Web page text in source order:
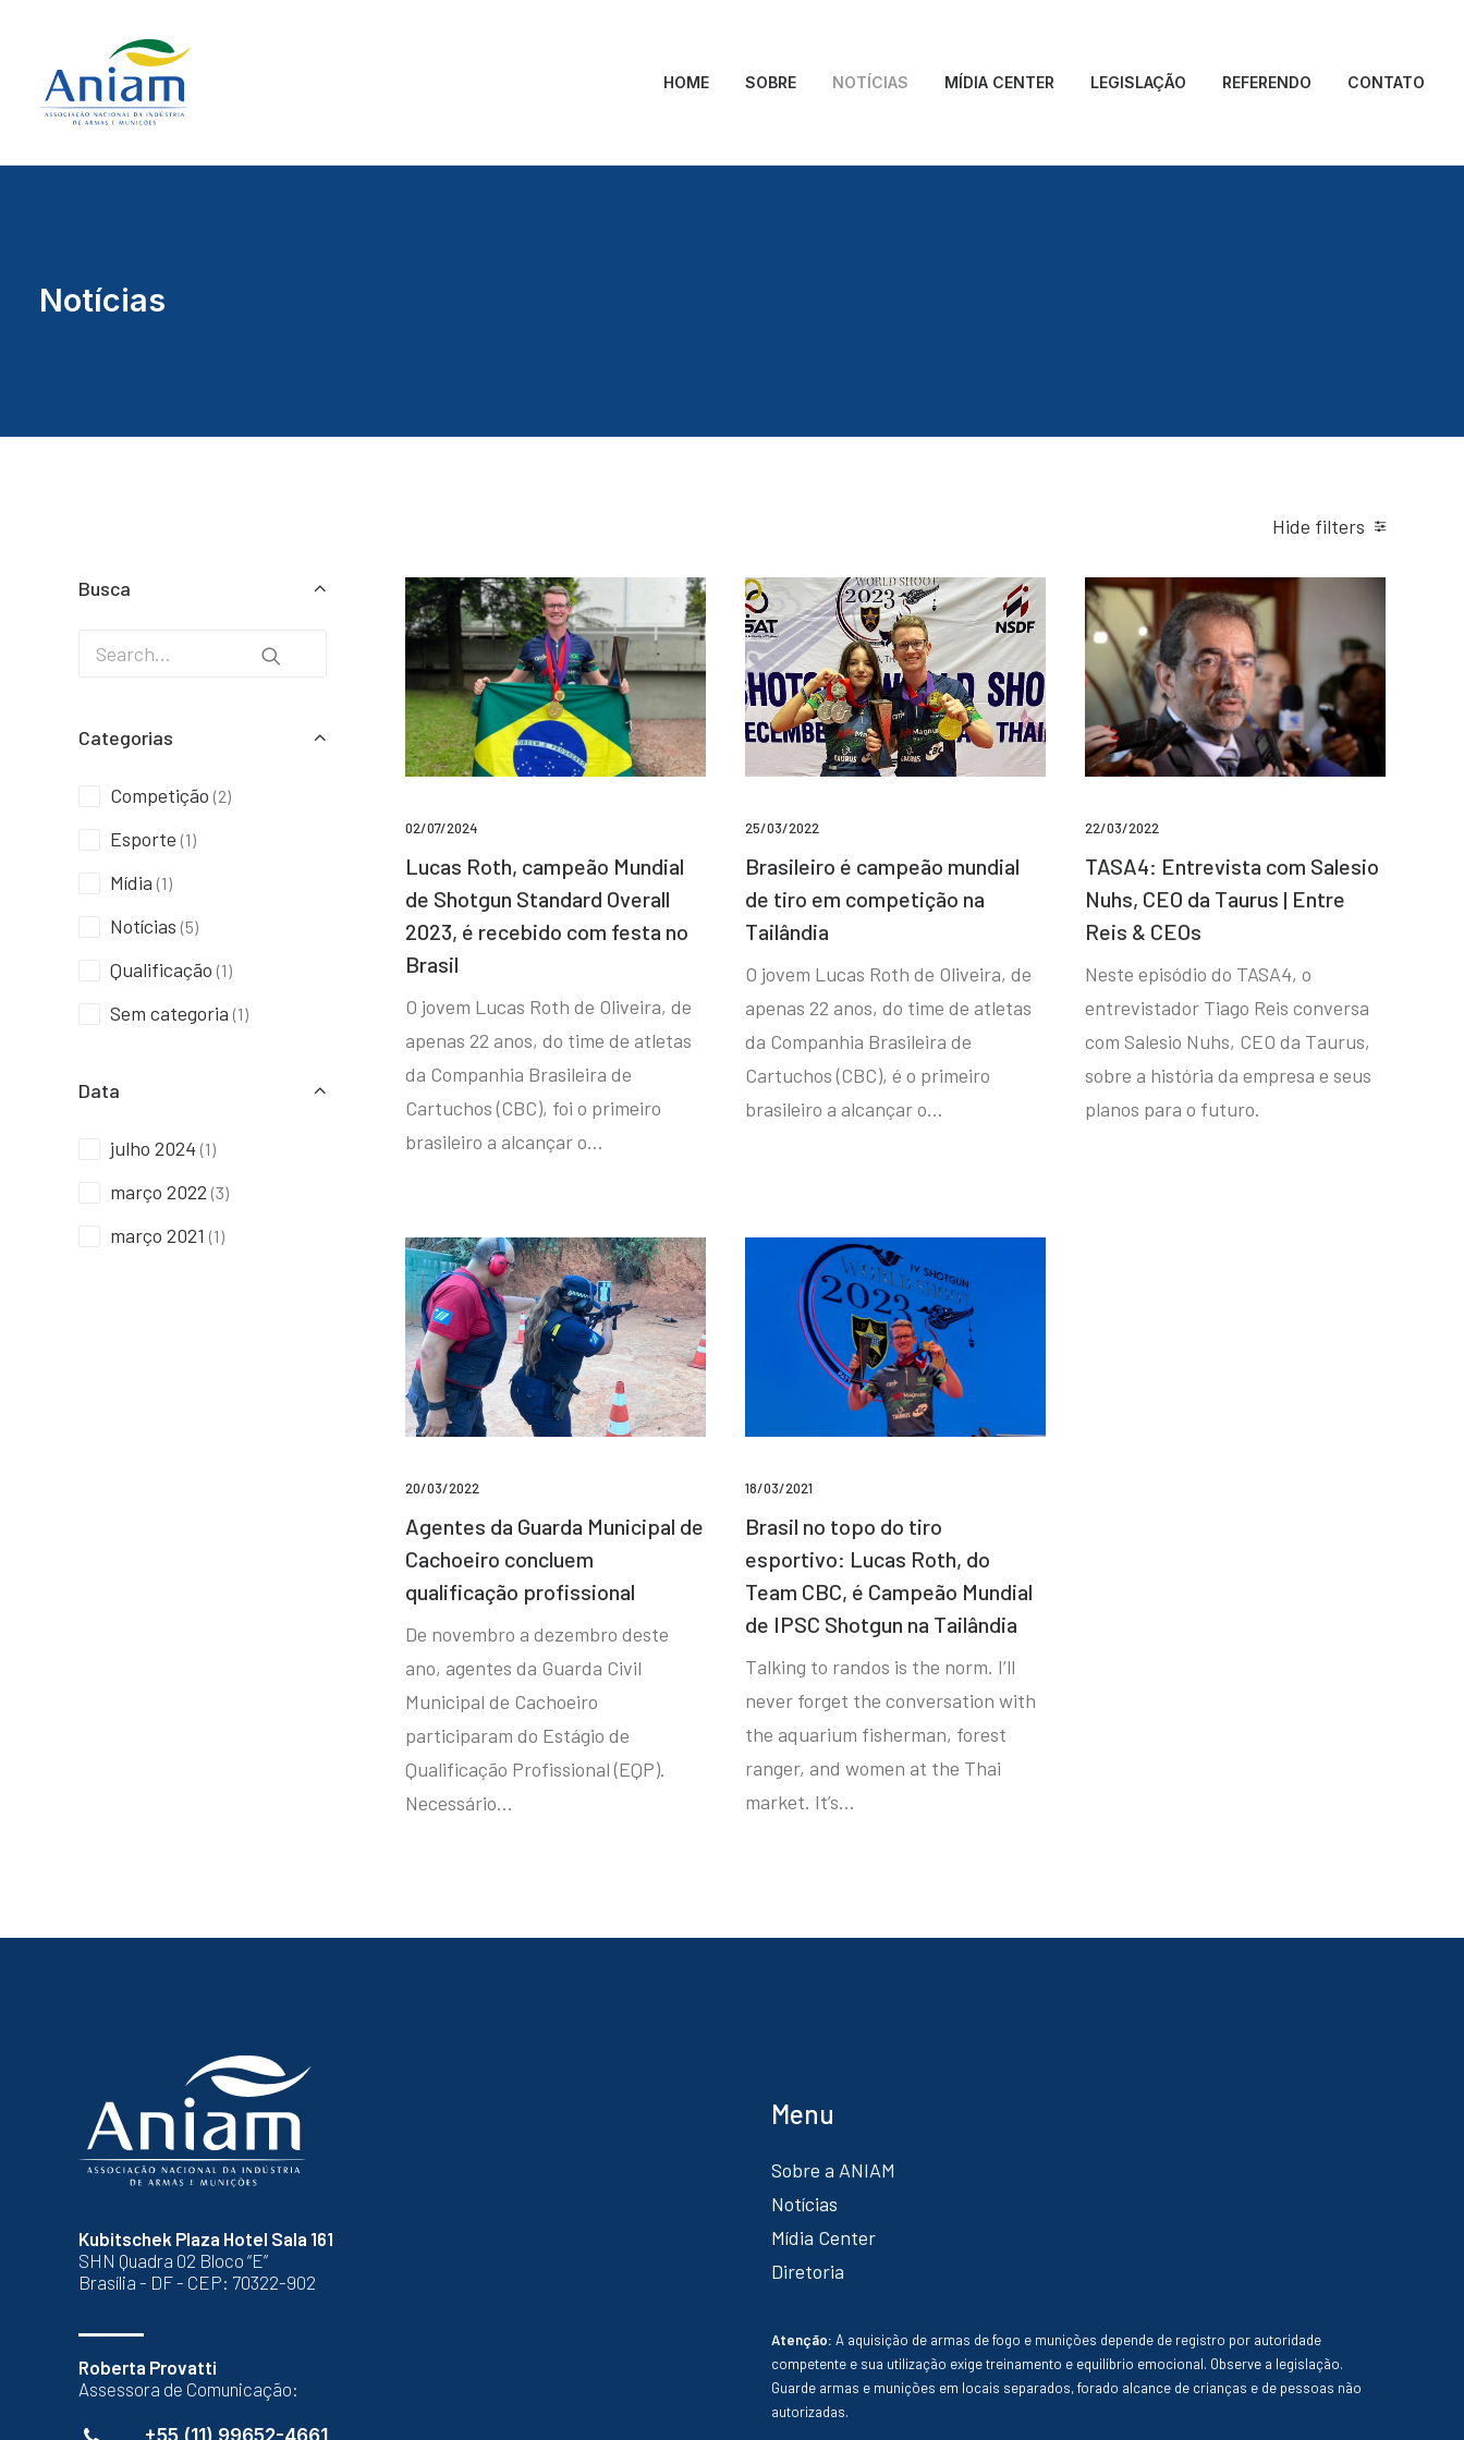
HOME SOBRE NOTÍCIAS MÍDIA CENTER LEGISLAÇÃO REFERENDO CONTATO
Notícias
Hide filters
Busca
Categorias
Competição (2)
Esporte (1)
Mídia (1)
Notícias (5)
Qualificação (1)
Sem categoria (1)
Data
julho 2024 (1)
março 2022 (3)
março 2021 (1)
02/07/2024
Lucas Roth, campeão Mundial
de Shotgun Standard Overall
2023, é recebido com festa no
Brasil
O jovem Lucas Roth de Oliveira, de
apenas 22 anos, do time de atletas
da Companhia Brasileira de
Cartuchos (CBC), foi o primeiro
brasileiro a alcançar o…
25/03/2022
Brasileiro é campeão mundial
de tiro em competição na
Tailândia
O jovem Lucas Roth de Oliveira, de
apenas 22 anos, do time de atletas
da Companhia Brasileira de
Cartuchos (CBC), é o primeiro
brasileiro a alcançar o…
22/03/2022
TASA4: Entrevista com Salesio
Nuhs, CEO da Taurus | Entre
Reis & CEOs
Neste episódio do TASA4, o
entrevistador Tiago Reis conversa
com Salesio Nuhs, CEO da Taurus,
sobre a história da empresa e seus
planos para o futuro.
20/03/2022
Agentes da Guarda Municipal de
Cachoeiro concluem
qualificação profissional
De novembro a dezembro deste
ano, agentes da Guarda Civil
Municipal de Cachoeiro
participaram do Estágio de
Qualificação Profissional (EQP).
Necessário…
18/03/2021
Brasil no topo do tiro
esportivo: Lucas Roth, do
Team CBC, é Campeão Mundial
de IPSC Shotgun na Tailândia
Talking to randos is the norm. I’ll
never forget the conversation with
the aquarium fisherman, forest
ranger, and women at the Thai
market. It’s…
Kubitschek Plaza Hotel Sala 161
SHN Quadra 02 Bloco “E”
Brasília - DF - CEP: 70322-902
Roberta Provatti
Assessora de Comunicação:
+55 (11) 99652-4661
Menu
Sobre a ANIAM
Notícias
Mídia Center
Diretoria
Atenção: A aquisição de armas de fogo e munições depende de registro por autoridade
competente e sua utilização exige treinamento e equilíbrio emocional. Observe a legislação.
Guarde armas e munições em locais separados, forado alcance de crianças e de pessoas não
autorizadas.